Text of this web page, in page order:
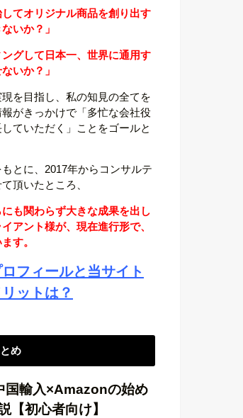
してオリジナル商品を創り出す
いか？」
ングして日本一、世界に通用す
いか？」
を目指し、私の知見の全てを
がきっかけで「多忙な会社役
ていただく」ことをゴールと
とに、2017年からコンサルテ
頂いたところ、
も関わらず大きな成果を出し
アント様が、現在進行形で、
す。
フィールと当サイト
ットは？
め
国輸入×Amazonの始め
【初心者向け】